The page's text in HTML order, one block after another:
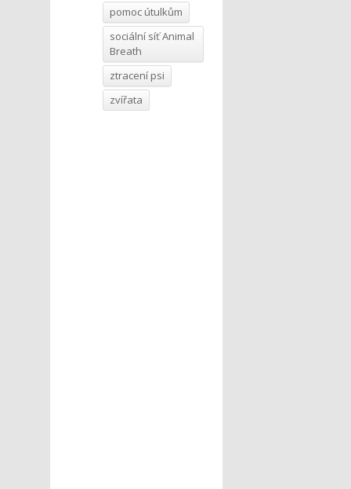
pomoc útulkům
sociální síť Animal
Breath
ztracení psi
zvířata